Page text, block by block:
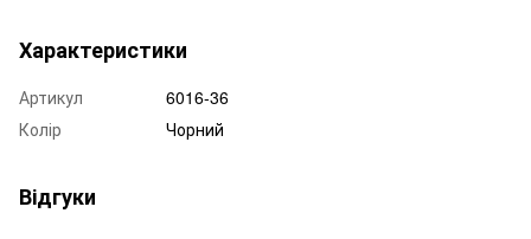
Характеристики
Артикул
6016-36
Колір
Чорний
Відгуки